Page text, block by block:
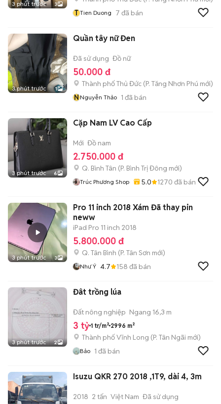
3 phút trước 3
T Tien Duong 7 đã bán
3 phút trước 1
Quần tây nữ Đen
Đã sử dụng Đồ nữ
50.000 đ
Thành phố Thủ Đức (P. Tăng Nhơn Phú mới)
NNguyễn Thảo 1 đã bán
3 phút trước 6
Cặp Nam LV Cao Cấp
Mới Đồ nam
2.750.000 đ
Q. Bình Tân (P. Bình Trị Đông mới)
Trúc Phương Shop 5.0 1270 đã bán
3 phút trước 3
Pro 11 inch 2018 Xám Đã thay pin
neww
iPad Pro 11 inch 2018
5.800.000 đ
Q. Tân Bình (P. Tân Sơn mới)
Như Ý 4.7 158 đã bán
3 phút trước 2
Đât trồng lúa
Đất nông nghiệp Ngang 16,3 m
3 tỷ 1 tr/m² 2996 m²
Thành phố Vĩnh Long (P. Tân Ngãi mới)
Bảo 1 đã bán
Isuzu QKR 270 2018 ,1T9, dài 4, 3m
2018 2 tấn Việt Nam Đã sử dụng